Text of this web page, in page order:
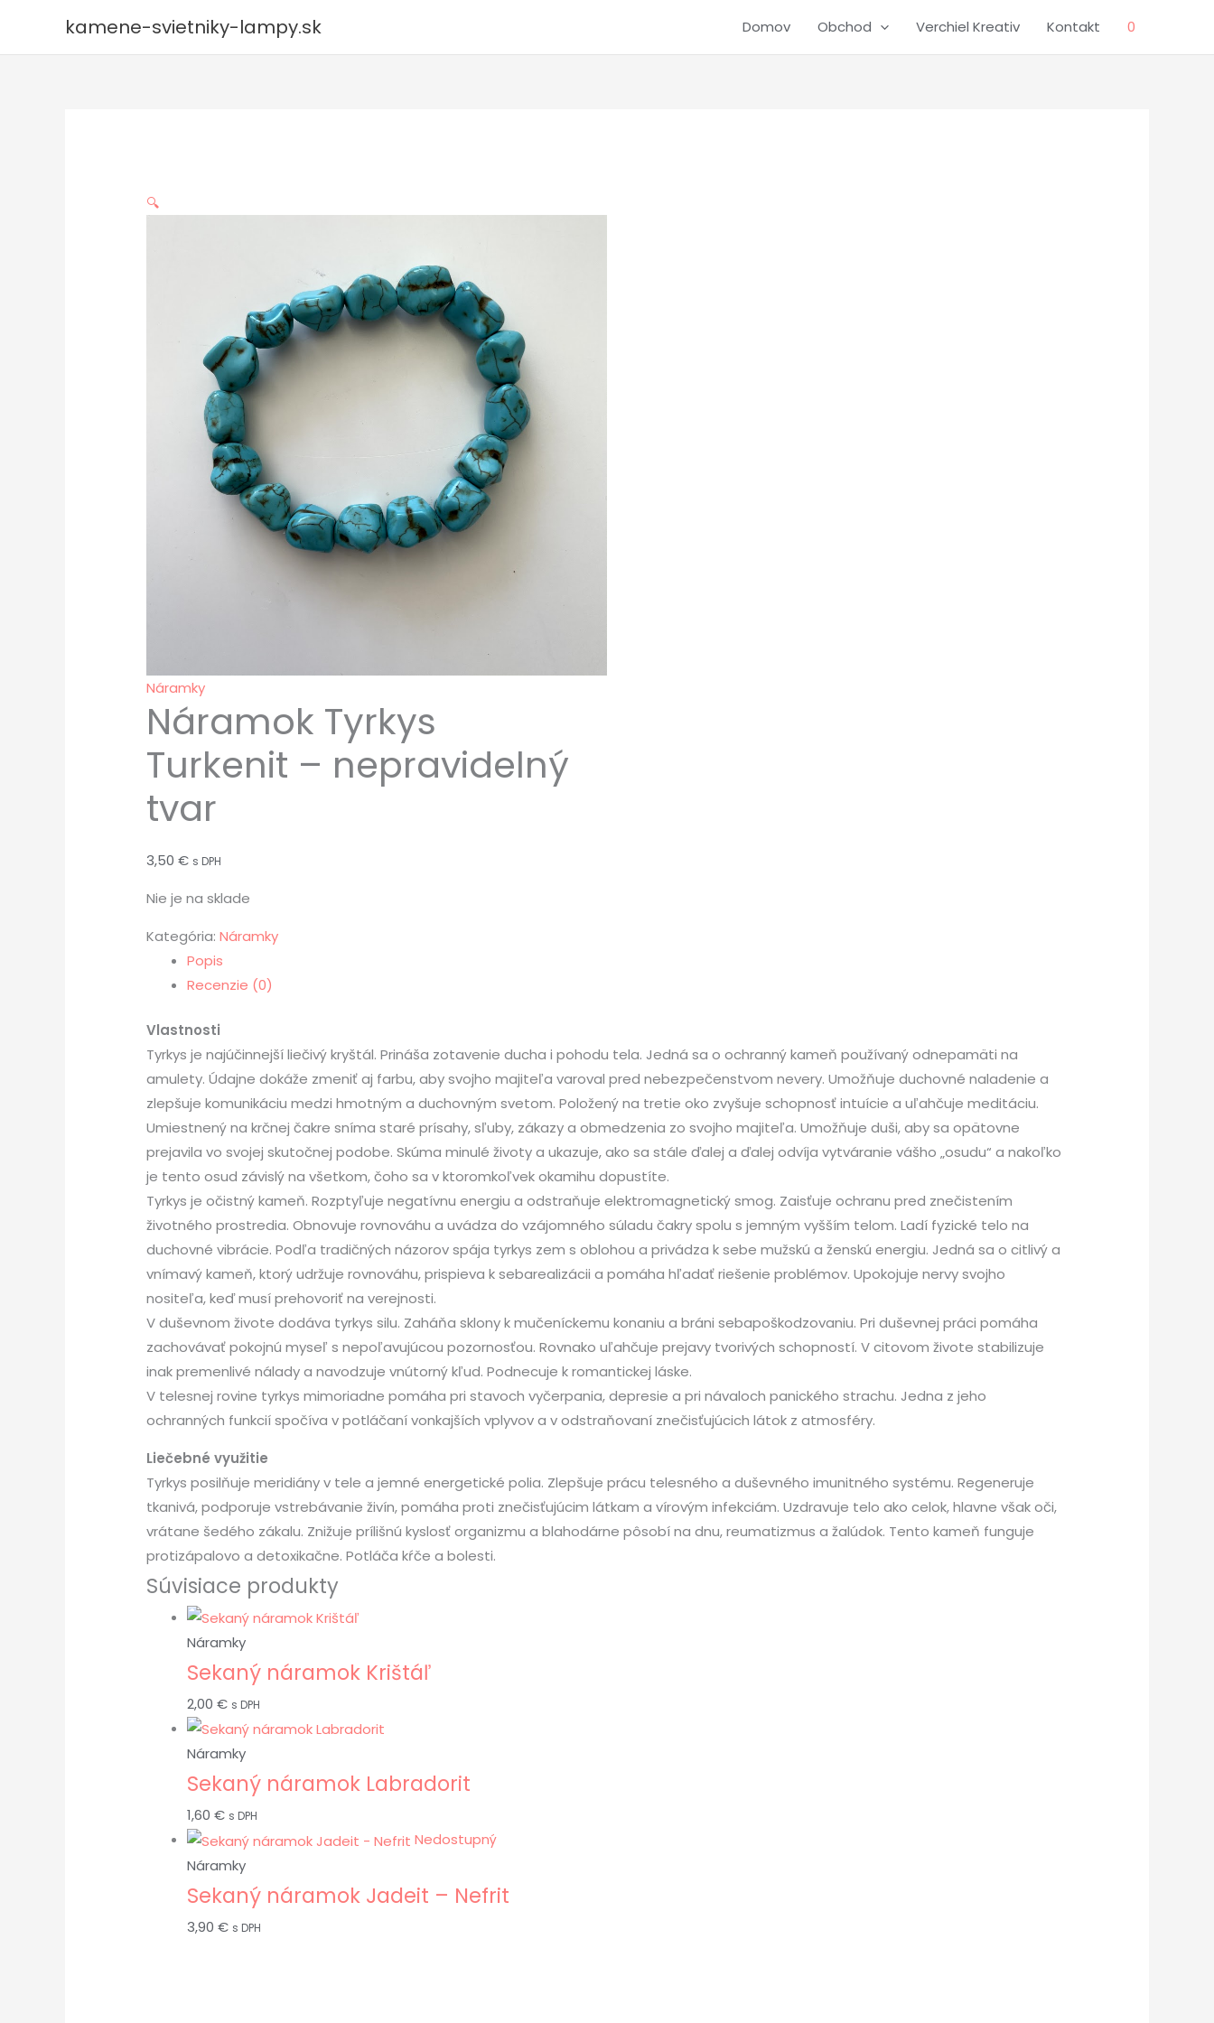
obsah
kamene-svietniky-lampy.sk Domov Obchod Verchiel Kreativ Kontakt 0
🔍
Náramky
Náramok Tyrkys
Turkenit – nepravidelný
tvar
3,50 € s DPH
Nie je na sklade
Kategória: Náramky
Popis
Recenzie (0)
Vlastnosti
Tyrkys je najúčinnejší liečivý kryštál. Prináša zotavenie ducha i pohodu tela. Jedná sa o ochranný kameň používaný odnepamäti na
amulety. Údajne dokáže zmeniť aj farbu, aby svojho majiteľa varoval pred nebezpečenstvom nevery. Umožňuje duchovné naladenie a
zlepšuje komunikáciu medzi hmotným a duchovným svetom. Položený na tretie oko zvyšuje schopnosť intuície a uľahčuje meditáciu.
Umiestnený na krčnej čakre sníma staré prísahy, sľuby, zákazy a obmedzenia zo svojho majiteľa. Umožňuje duši, aby sa opätovne
prejavila vo svojej skutočnej podobe. Skúma minulé životy a ukazuje, ako sa stále ďalej a ďalej odvíja vytváranie vášho „osudu“ a nakoľko
je tento osud závislý na všetkom, čoho sa v ktoromkoľvek okamihu dopustíte.
Tyrkys je očistný kameň. Rozptyľuje negatívnu energiu a odstraňuje elektromagnetický smog. Zaisťuje ochranu pred znečistením
životného prostredia. Obnovuje rovnováhu a uvádza do vzájomného súladu čakry spolu s jemným vyšším telom. Ladí fyzické telo na
duchovné vibrácie. Podľa tradičných názorov spája tyrkys zem s oblohou a privádza k sebe mužskú a ženskú energiu. Jedná sa o citlivý a
vnímavý kameň, ktorý udržuje rovnováhu, prispieva k sebarealizácii a pomáha hľadať riešenie problémov. Upokojuje nervy svojho
nositeľa, keď musí prehovoriť na verejnosti.
V duševnom živote dodáva tyrkys silu. Zaháňa sklony k mučeníckemu konaniu a bráni sebapoškodzovaniu. Pri duševnej práci pomáha
zachovávať pokojnú myseľ s nepoľavujúcou pozornosťou. Rovnako uľahčuje prejavy tvorivých schopností. V citovom živote stabilizuje
inak premenlivé nálady a navodzuje vnútorný kľud. Podnecuje k romantickej láske.
V telesnej rovine tyrkys mimoriadne pomáha pri stavoch vyčerpania, depresie a pri návaloch panického strachu. Jedna z jeho
ochranných funkcií spočíva v potláčaní vonkajších vplyvov a v odstraňovaní znečisťujúcich látok z atmosféry.
Liečebné využitie
Tyrkys posilňuje meridiány v tele a jemné energetické polia. Zlepšuje prácu telesného a duševného imunitného systému. Regeneruje
tkanivá, podporuje vstrebávanie živín, pomáha proti znečisťujúcim látkam a vírovým infekciám. Uzdravuje telo ako celok, hlavne však oči,
vrátane šedého zákalu. Znižuje prílišnú kyslosť organizmu a blahodárne pôsobí na dnu, reumatizmus a žalúdok. Tento kameň funguje
protizápalovo a detoxikačne. Potláča kŕče a bolesti.
Súvisiace produkty
Náramky
Sekaný náramok Krištáľ
2,00 € s DPH
Náramky
Sekaný náramok Labradorit
1,60 € s DPH
Nedostupný
Náramky
Sekaný náramok Jadeit – Nefrit
3,90 € s DPH